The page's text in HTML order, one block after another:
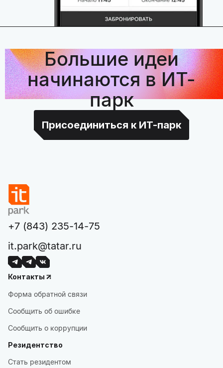
Большие идеи
начинаются в ИТ-
парк
Присоединиться к ИТ-парк
+7 (843) 235-14-75
it.park@tatar.ru
Контакты
Форма обратной связи
Сообщить об ошибке
Сообщить о коррупции
Резидентство
Стать резидентом